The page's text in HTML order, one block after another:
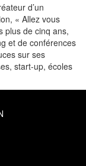
d’un
« Allez vous
plus de cinq ans,
et de conférences
sur ses
start-up, écoles